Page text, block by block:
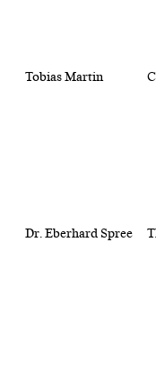
Tobias Martin
Dr. Eberhard Spree